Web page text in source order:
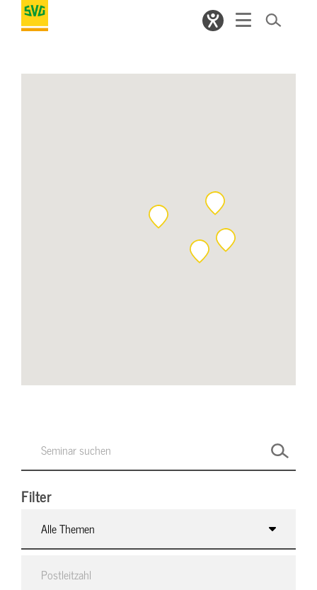
Filter
Alle Themen